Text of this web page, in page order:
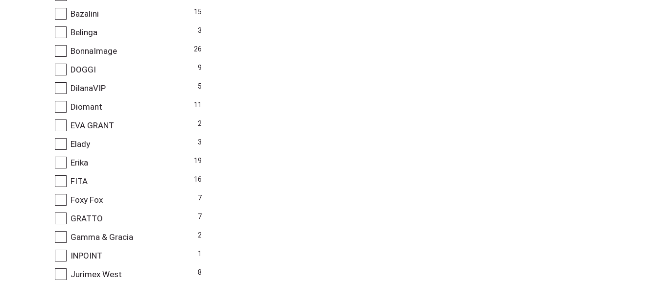
Bazalini 15
Belinga 3
BonnaImage 26
DOGGI 9
DilanaVIP 5
Diomant 11
EVA GRANT 2
Elady 3
Erika 19
FITA 16
Foxy Fox 7
GRATTO 7
Gamma & Gracia 2
INPOINT 1
Jurimex West 8